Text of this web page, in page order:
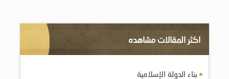
اكثر المقالات مشاهده
بناء الدولة الإسلامية